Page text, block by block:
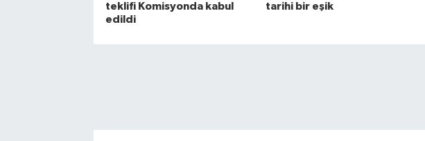
teklifi Komisyonda kabul
edildi
tarihi bir eşik